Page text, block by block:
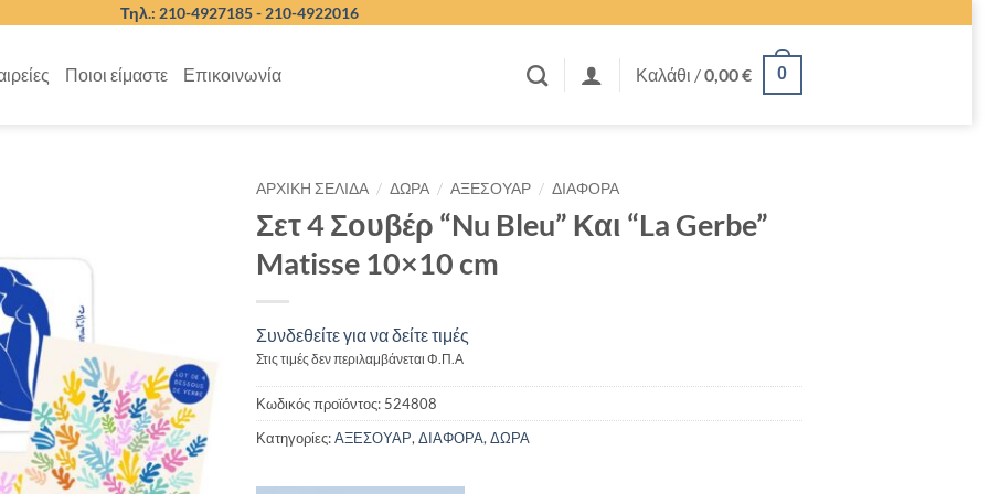
Τηλ.: 210-4927185 - 210-4922016
Ποιοι είμαστε Επικοινωνία Καλάθι /0,00€ 0
ΑΡΧΙΚΉ ΣΕΛΊΔΑ / ΔΩΡΑ / ΑΞΕΣΟΥΑΡ / ΔΙΑΦΟΡΑ
Σετ 4 Σουβέρ “Nu Bleu” Και “La Gerbe”
Matisse 10×10 cm
Συνδεθείτε για να δείτε τιμές
Στις τιμές δεν περιλαμβάνεται Φ.Π.Α
Κωδικός προϊόντος: 524808
Κατηγορίες:ΑΞΕΣΟΥΑΡ,ΔΙΑΦΟΡΑ,ΔΩΡΑ